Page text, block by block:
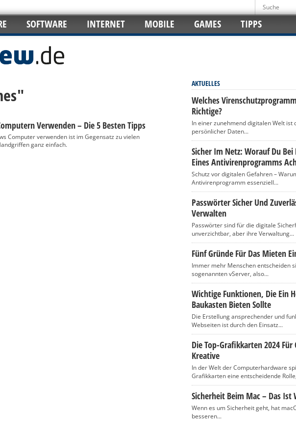
SOFTWARE INTERNET MOBILE GAMES TIPPS
Verwenden – Die 5 Besten Tipps
Computer verwenden ist im Gegensatz zu vielen
ganz einfach.
AKTUELLES
Welches
Richtige?
In einer zunehmend digitalen Welt ist
persönlicher Daten...
Sicher Im Netz: Worauf Du Bei
Eines Antivirenprogramms
Schutz vor digitalen Gefahren –
Antivirenprogramm essenziell...
Passwörter Sicher Und
Verwalten
Passwörter sind für die digitale
unverzichtbar, aber ihre Verwaltung...
Fünf Gründe Für Das Mieten
Immer mehr Menschen entscheiden
sogenannten vServer, also...
Wichtige Funktionen, Die Ein
Baukasten Bieten Sollte
Die Erstellung ansprechender und
Webseiten ist durch den Einsatz...
Die Top-Grafikkarten 2024 Für
Kreative
In der Welt der Computerhardware
Grafikkarten eine entscheidende
Sicherheit Beim Mac – Das Ist
Wenn es um Sicherheit geht, hat
besseren...